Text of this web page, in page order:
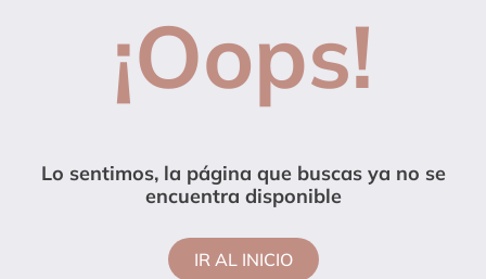
¡Oops!
Lo sentimos, la página que buscas ya no se
encuentra disponible
IR AL INICIO